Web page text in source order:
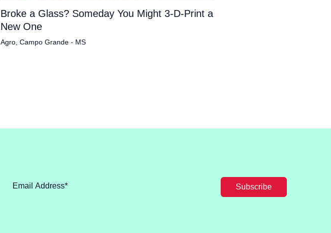
Broke a Glass? Someday You Might 3-D-Print a
New One
Agro, Campo Grande - MS
Subscribe